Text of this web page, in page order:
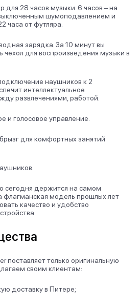
для 28 часов музыки. 6 часов – на
шумоподавлением и
часа от футляра.
зарядка. За 10 минут вы
чехол для воспроизведения музыки в
наушников к 2
интеллектуальное
развлечениями, работой.
и голосовое управление.
для комфортных занятий
сегодня держится на самом
флагманская модель прошлых лет
качество и удобство
поставляет только оригинальную
своим клиентам:
доставку в Питере;